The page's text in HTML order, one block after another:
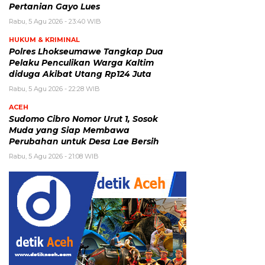
Pertanian Gayo Lues
Rabu, 5 Agu 2026 - 23:40 WIB
HUKUM & KRIMINAL
Polres Lhokseumawe Tangkap Dua
Pelaku Penculikan Warga Kaltim
diduga Akibat Utang Rp124 Juta
Rabu, 5 Agu 2026 - 22:28 WIB
ACEH
Sudomo Cibro Nomor Urut 1, Sosok
Muda yang Siap Membawa
Perubahan untuk Desa Lae Bersih
Rabu, 5 Agu 2026 - 21:08 WIB